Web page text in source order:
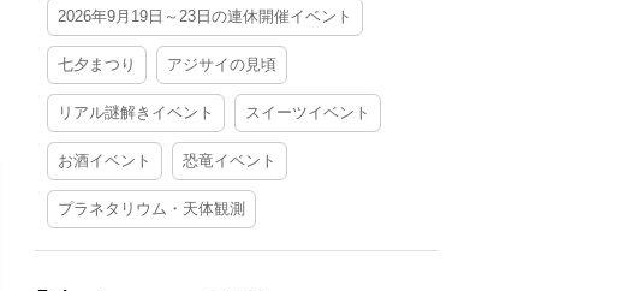
2026年9月19日～23日の連休開催イベント
七夕まつり アジサイの見頃
リアル謎解きイベント スイーツイベント
お酒イベント 恐竜イベント
プラネタリウム・天体観測